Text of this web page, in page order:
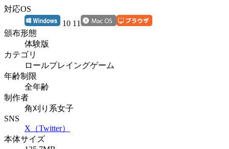
対応OS
10 11
頒布形態
体験版
カテゴリ
ロールプレイングゲーム
年齢制限
全年齢
制作者
角刈り系女子
SNS
X（Twitter）
本体サイズ